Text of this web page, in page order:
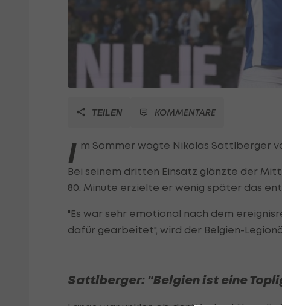
TEILEN KOMMENTARE
I m Sommer wagte Nikolas Sattlberger
Bei seinem dritten Einsatz glänzte der
80. Minute erzielte er wenig später das
"Es war sehr emotional nach dem
dafür gearbeitet", wird der Belgien-
Sattlberger: "Belgien ist eine